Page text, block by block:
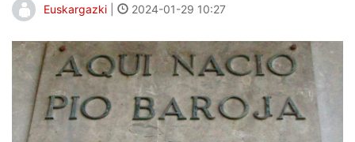
Euskargazki 2024-01-29 10:27